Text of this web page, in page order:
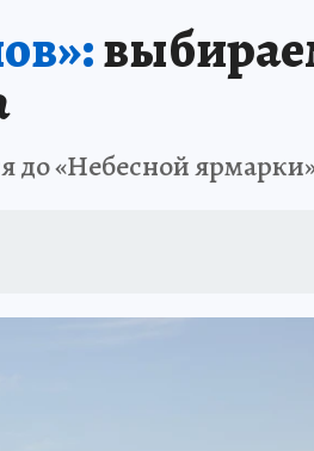
РОССИИ ЗАПОВЕДНАЯ РОССИЯ
ЛЮДИ
до «Небесной